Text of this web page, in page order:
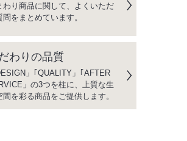
わり商品に関して、よくいただ
問をまとめています。
わりの品質
」｢QUALITY」｢AFTER
」の3つを柱に、上質な生
間を彩る商品をご提供します。